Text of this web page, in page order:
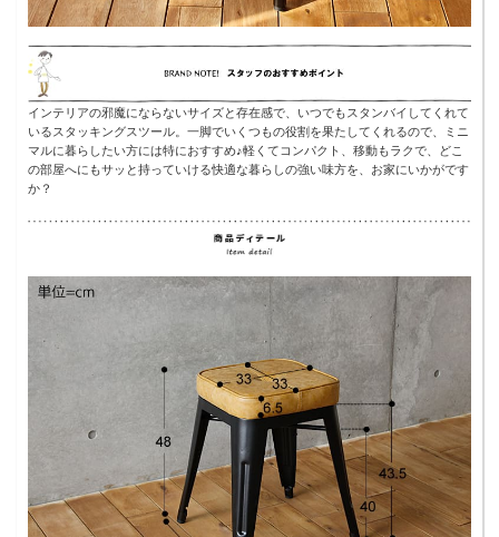
インテリアの邪魔にならないサイズと存在感で、いつでもスタンバイしてくれて
いるスタッキングスツール。一脚でいくつもの役割を果たしてくれるので、ミニ
マルに暮らしたい方には特におすすめ♪軽くてコンパクト、移動もラクで、どこ
の部屋へにもサッと持っていける快適な暮らしの強い味方を、お家にいかがです
か？